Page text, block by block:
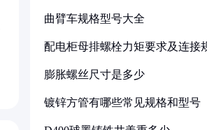
曲臂车规格型号大全
配电柜母排螺栓力矩要求及连接
膨胀螺丝尺寸是多少
镀锌方管有哪些常见规格和型号